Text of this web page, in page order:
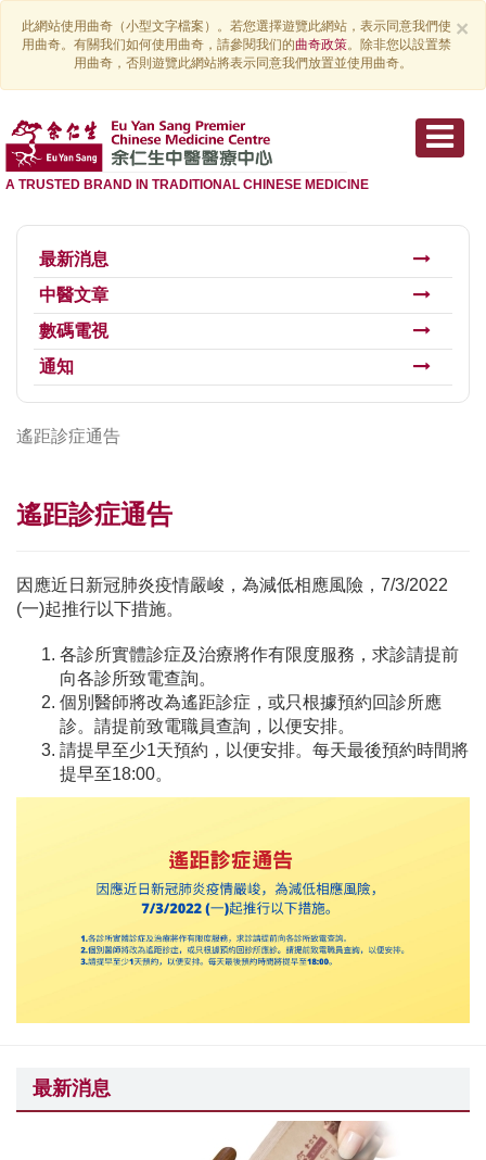
×
此網站使用曲奇（小型文字檔案）。若您選擇遊覽此網站，表示同意我們使
用曲奇。有關我们如何使用曲奇，請參閱我们的曲奇政策。除非您以設置禁
用曲奇，否則遊覽此網站將表示同意我們放置並使用曲奇。
A TRUSTED BRAND IN TRADITIONAL CHINESE MEDICINE
最新消息
中醫文章
數碼電視
通知
遙距診症通告
遙距診症通告
因應近日新冠肺炎疫情嚴峻，為減低相應風險，7/3/2022
(一)起推行以下措施。
各診所實體診症及治療將作有限度服務，求診請提前
向各診所致電查詢。
個別醫師將改為遙距診症，或只根據預約回診所應
診。請提前致電職員查詢，以便安排。
請提早至少1天預約，以便安排。每天最後預約時間將
提早至18:00。
最新消息